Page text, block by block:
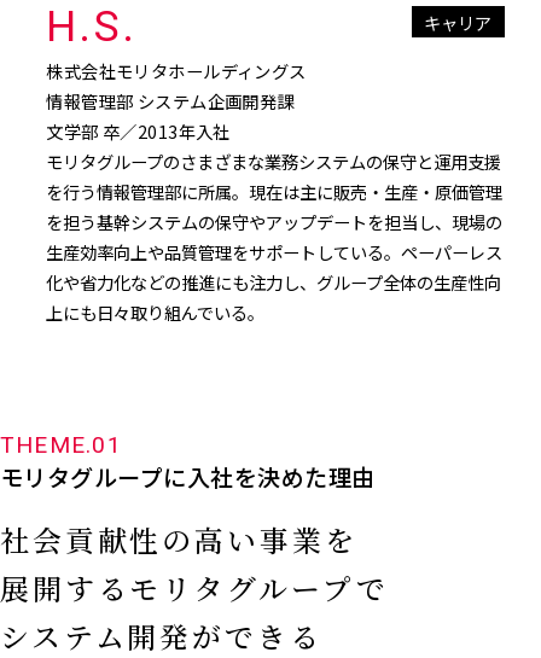
キャリア
H.S.
株式会社モリタホールディングス
情報管理部 システム企画開発課
文学部 卒／2013年入社
モリタグループのさまざまな業務システムの保守と運用支援
を行う情報管理部に所属。現在は主に販売・生産・原価管理
を担う基幹システムの保守やアップデートを担当し、現場の
生産効率向上や品質管理をサポートしている。ペーパーレス
化や省力化などの推進にも注力し、グループ全体の生産性向
上にも日々取り組んでいる。
THEME.01
モリタグループに入社を決めた理由
社会貢献性の高い事業を
展開するモリタグループで
システム開発ができる